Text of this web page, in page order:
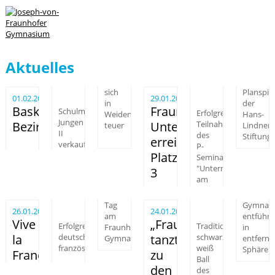
Aktuelles
01.02.2018
Basketball-
Bezirksfinale
Schulmannschaft
Jungen
II
verkaufte
sich
in
Weiden
teuer
29.01.2018
Fraunhofer-
Unternehmer
erreichen
Platz
3
Erfolgreiche
Teilnahme
des
P-
Seminars
am
Planspiel
der
Hans-
Lindner-
Stiftung
26.01.2018
Vive
la
France!
Erfolgreicher
deutsch-
französischer
Tag
am
Fraunhofer-
Gymnasium
24.01.2018
„Fraunhofer
tanzt“…
zu
den
Traditioneller
schwarz-
weiß
Ball
des
entführt
in
entfernte
Sphären